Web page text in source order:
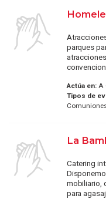
parques
Actúa en:A
Tipos de
La
Catering
mobiliario,
para